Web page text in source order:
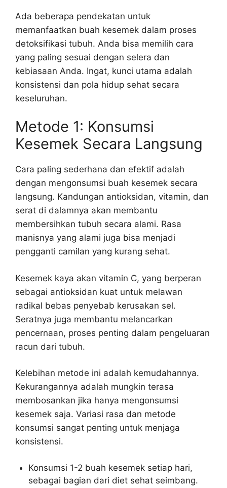
Ada beberapa pendekatan untuk
memanfaatkan buah kesemek dalam proses
detoksifikasi tubuh. Anda bisa memilih cara
yang paling sesuai dengan selera dan
kebiasaan Anda. Ingat, kunci utama adalah
konsistensi dan pola hidup sehat secara
keseluruhan.
Metode 1: Konsumsi
Kesemek Secara Langsung
Cara paling sederhana dan efektif adalah
dengan mengonsumsi buah kesemek secara
langsung. Kandungan antioksidan, vitamin, dan
serat di dalamnya akan membantu
membersihkan tubuh secara alami. Rasa
manisnya yang alami juga bisa menjadi
pengganti camilan yang kurang sehat.
Kesemek kaya akan vitamin C, yang berperan
sebagai antioksidan kuat untuk melawan
radikal bebas penyebab kerusakan sel.
Seratnya juga membantu melancarkan
pencernaan, proses penting dalam pengeluaran
racun dari tubuh.
Kelebihan metode ini adalah kemudahannya.
Kekurangannya adalah mungkin terasa
membosankan jika hanya mengonsumsi
kesemek saja. Variasi rasa dan metode
konsumsi sangat penting untuk menjaga
konsistensi.
Konsumsi 1-2 buah kesemek setiap hari,
sebagai bagian dari diet sehat seimbang.